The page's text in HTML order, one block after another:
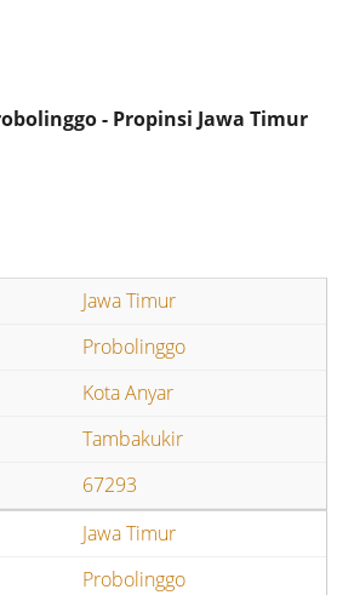
- Propinsi Jawa Timur
Jawa Timur
Probolinggo
Kota Anyar
Tambakukir
67293
Jawa Timur
Probolinggo